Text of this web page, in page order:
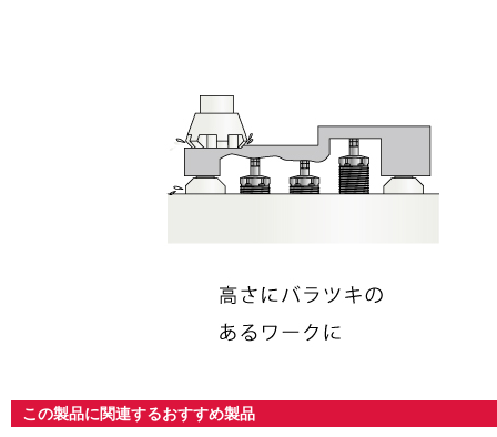
この製品に関連するおすすめ製品